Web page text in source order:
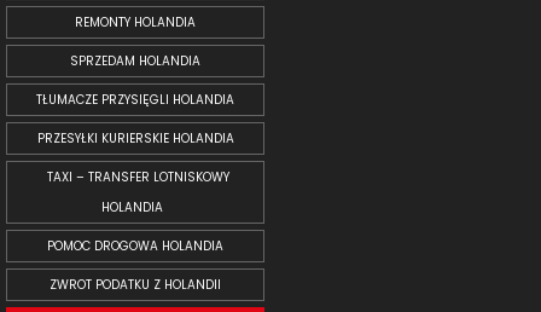
REMONTY HOLANDIA
SPRZEDAM HOLANDIA
TŁUMACZE PRZYSIĘGLI HOLANDIA
PRZESYŁKI KURIERSKIE HOLANDIA
TAXI – TRANSFER LOTNISKOWY
HOLANDIA
POMOC DROGOWA HOLANDIA
ZWROT PODATKU Z HOLANDII